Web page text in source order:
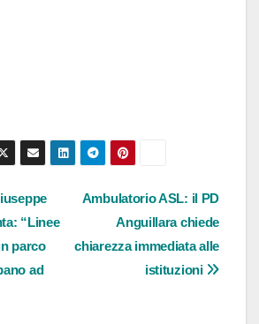
Ambulatorio ASL: il PD
Anguillara chiede
chiarezza immediata alle
istituzioni
“Linee
parco
ad